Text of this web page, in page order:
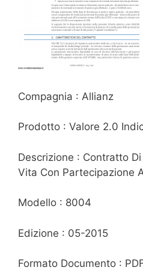
Compagnia : Allianz
Prodotto : Valore 2.0
Descrizione : Contratto
Vita Con Partecipazione
Modello : 8004
Edizione : 05-2015
Formato Documento :